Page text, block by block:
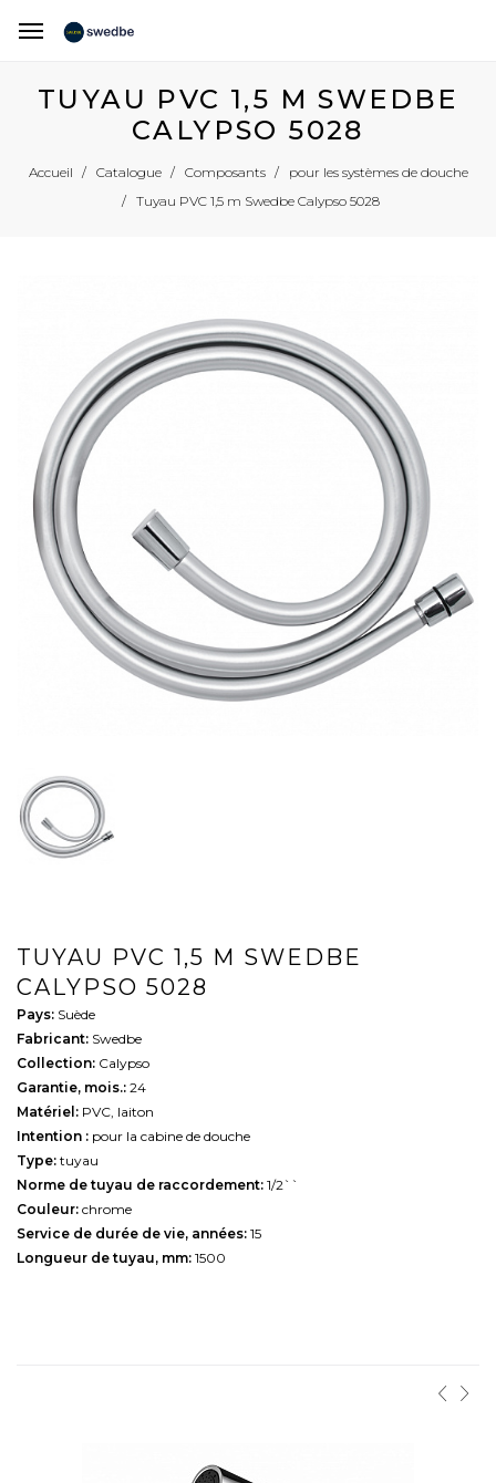
TUYAU PVC 1,5 M SWEDBE
CALYPSO 5028
Accueil Catalogue Composants
pour les systèmes de douche
Tuyau PVC 1,5 m Swedbe Calypso 5028
TUYAU PVC 1,5 M SWEDBE
CALYPSO 5028
Pays: Suède
Fabricant: Swedbe
Collection: Calypso
Garantie, mois.: 24
Matériel: PVC, laiton
Intention : pour la cabine de douche
Type: tuyau
Norme de tuyau de raccordement: 1/2``
Couleur: chrome
Service de durée de vie, années: 15
Longueur de tuyau, mm: 1500